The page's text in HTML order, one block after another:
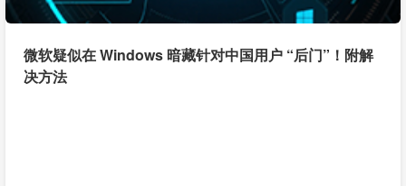
微软疑似在 Windows 暗藏针对中国用户 “后门”！附解
决方法